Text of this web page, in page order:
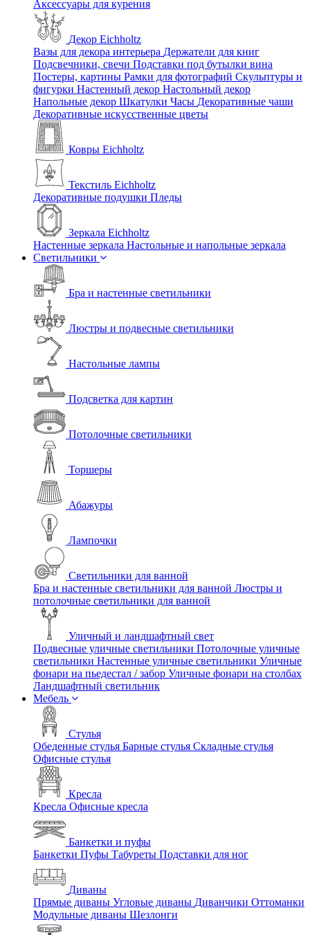
Аксессуары для курения
Декор Eichholtz
Вазы для декора интерьера Держатели для книг
Подсвечники, свечи Подставки под бутылки вина
Постеры, картины Рамки для фотографий Скульптуры и
фигурки Настенный декор Настольный декор
Напольные декор Шкатулки Часы Декоративные чаши
Декоративные искусственные цветы
Ковры Eichholtz
Текстиль Eichholtz
Декоративные подушки Пледы
Зеркала Eichholtz
Настенные зеркала Настольные и напольные зеркала
Светильники
Бра и настенные светильники
Люстры и подвесные светильники
Настольные лампы
Подсветка для картин
Потолочные светильники
Торшеры
Абажуры
Лампочки
Светильники для ванной
Бра и настенные светильники для ванной Люстры и
потолочные светильники для ванной
Уличный и ландшафтный свет
Подвесные уличные светильники Потолочные уличные
светильники Настенные уличные светильники Уличные
фонари на пьедестал / забор Уличные фонари на столбах
Ландшафтный светильник
Мебель
Стулья
Обеденные стулья Барные стулья Складные стулья
Офисные стулья
Кресла
Кресла Офисные кресла
Банкетки и пуфы
Банкетки Пуфы Табуреты Подставки для ног
Диваны
Прямые диваны Угловые диваны Диванчики Оттоманки
Модульные диваны Шезлонги